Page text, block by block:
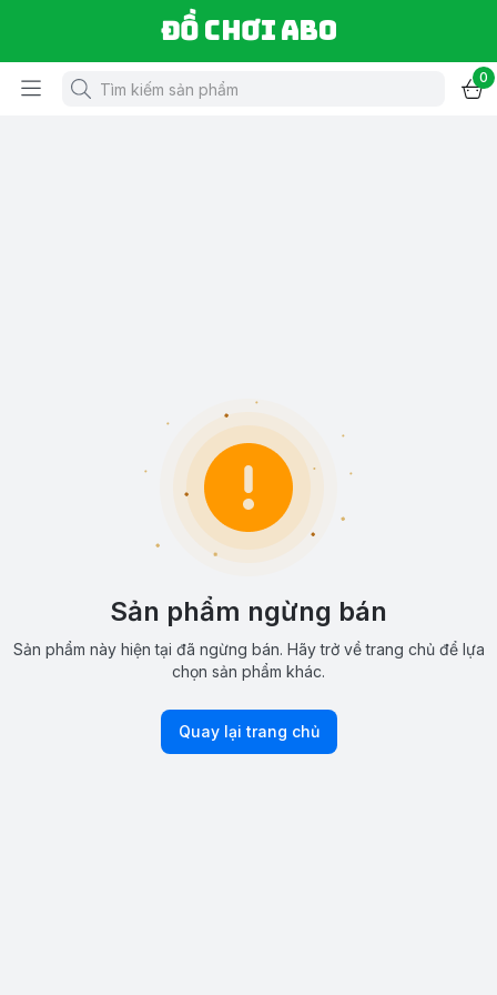
Đồ chơi ABO
0
Sản phẩm ngừng bán
Sản phẩm này hiện tại đã ngừng bán. Hãy trở về trang chủ để lựa
chọn sản phẩm khác.
Quay lại trang chủ